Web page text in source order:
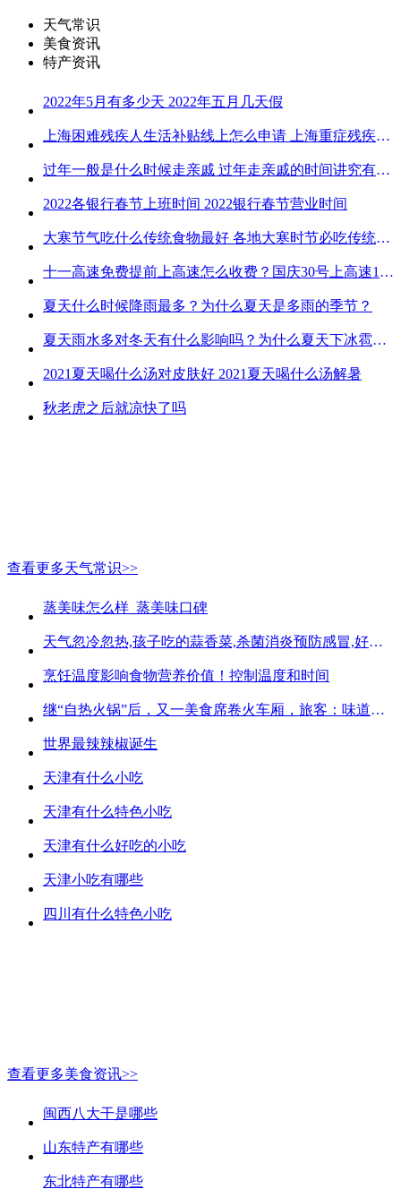
天气常识
美食资讯
特产资讯
2022年5月有多少天 2022年五月几天假
上海困难残疾人生活补贴线上怎么申请 上海重症残疾人护理补贴线上申请流程
过年一般是什么时候走亲戚 过年走亲戚的时间讲究有哪些
2022各银行春节上班时间 2022银行春节营业时间
大寒节气吃什么传统食物最好 各地大寒时节必吃传统美食
十一高速免费提前上高速怎么收费？国庆30号上高速1号下高速免费吗？
夏天什么时候降雨最多？为什么夏天是多雨的季节？
夏天雨水多对冬天有什么影响吗？为什么夏天下冰雹而冬天不下冰雹
2021夏天喝什么汤对皮肤好 2021夏天喝什么汤解暑
秋老虎之后就凉快了吗
查看更多天气常识>>
蒸美味怎么样_蒸美味口碑
天气忽冷忽热,孩子吃的蒜香菜,杀菌消炎预防感冒,好吃不贵
烹饪温度影响食物营养价值！控制温度和时间
继“自热火锅”后，又一美食席卷火车厢，旅客：味道好吃又方便
世界最辣辣椒诞生
天津有什么小吃
天津有什么特色小吃
天津有什么好吃的小吃
天津小吃有哪些
四川有什么特色小吃
查看更多美食资讯>>
闽西八大干是哪些
山东特产有哪些
东北特产有哪些